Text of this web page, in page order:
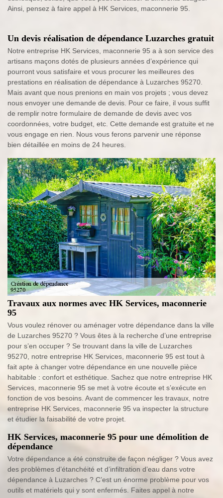
Ainsi, pensez à faire appel à HK Services, maconnerie 95.
Un devis réalisation de dépendance Luzarches gratuit
Notre entreprise HK Services, maconnerie 95 a à son service des
artisans maçons dotés de plusieurs années d’expérience qui
pourront vous satisfaire et vous procurer les meilleures des
prestations en réalisation de dépendance à Luzarches 95270.
Mais avant que nous prenions en main vos projets ; vous devez
nous envoyer une demande de devis. Pour ce faire, il vous suffit
de remplir notre formulaire de demande de devis avec vos
coordonnées, votre budget, etc. Cette demande est gratuite et ne
vous engage en rien. Nous vous ferons parvenir une réponse
bien détaillée en moins de 24 heures.
Travaux aux normes avec HK Services, maconnerie
95
Vous voulez rénover ou aménager votre dépendance dans la ville
de Luzarches 95270 ? Vous êtes à la recherche d’une entreprise
pour s’en occuper ? Se trouvant dans la ville de Luzarches
95270, notre entreprise HK Services, maconnerie 95 est tout à
fait apte à changer votre dépendance en une nouvelle pièce
habitable : confort et esthétique. Sachez que notre entreprise HK
Services, maconnerie 95 se met à votre écoute et s’exécute en
fonction de vos besoins. Avant de commencer les travaux, notre
entreprise HK Services, maconnerie 95 va inspecter la structure
et étudier la faisabilité de votre projet.
HK Services, maconnerie 95 pour une démolition de
dépendance
Votre dépendance a été construite de façon négliger ? Vous avez
des problèmes d’étanchéité et d’infiltration d’eau dans votre
dépendance à Luzarches ? C’est un énorme problème pour vos
outils et matériels qui y sont enfermés. Faites appel à notre